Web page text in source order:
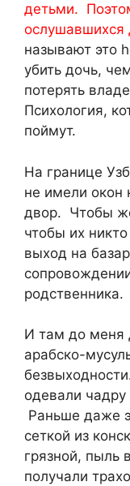
детьми.
ослушавшихся
называют это
убить дочь,
потерять
Психология,
поймут.
На границе
не имели окон
двор. Чтобы
чтобы их
выход на
родственника.
И там до меня
арабско-
одевали чадру
Раньше даже
сеткой из
грязной, пыль
получали